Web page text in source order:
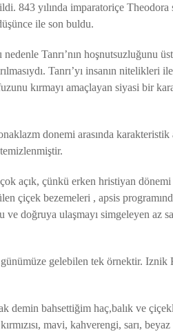
843 yılında imparatoriçe
ile son buldu.
Tanrı’nın hoşnutsuzluğunu
Tanrı’yı insanın nitelikleri
kırmayı amaçlayan siyasi bir
donemi arasında
açık, çünkü erken hristiyan
çiçek bezemeleri , apsis
doğruya ulaşmayı simgeleyen az
gelebilen tek örnektir. Iznik
demin bahsettiğim haç,balık ve
mavi, kahverengi, sarı,